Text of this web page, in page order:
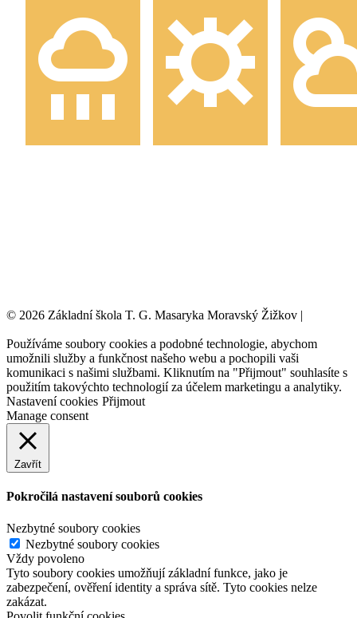
© 2026 Základní škola T. G. Masaryka Moravský Žižkov |
Používáme soubory cookies a podobné technologie, abychom
umožnili služby a funkčnost našeho webu a pochopili vaši
komunikaci s našimi službami. Kliknutím na "Přijmout" souhlasíte s
použitím takovýchto technologií za účelem marketingu a analytiky.
Nastavení cookies Přijmout
Manage consent
Zavřít
Pokročilá nastavení souborů cookies
Nezbytné soubory cookies
Nezbytné soubory cookies
Vždy povoleno
Tyto soubory cookies umožňují základní funkce, jako je
zabezpečení, ověření identity a správa sítě. Tyto cookies nelze
zakázat.